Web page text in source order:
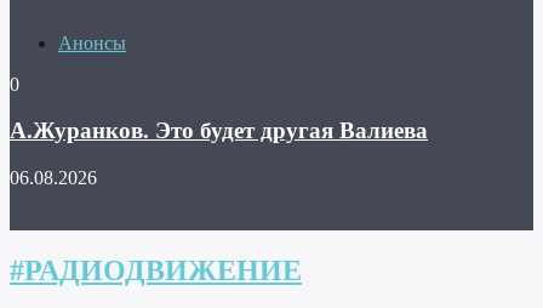
Анонсы
0
А.Журанков. Это будет другая Валиева
06.08.2026
#РАДИОДВИЖЕНИЕ